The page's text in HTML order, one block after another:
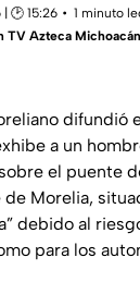
🕑 15:26
1 minuto
TV Azteca Michoacán
difundió
a un
el puente
de Morelia,
debido al
para los